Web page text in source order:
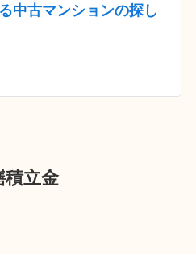
中古マンションの探し
積立金